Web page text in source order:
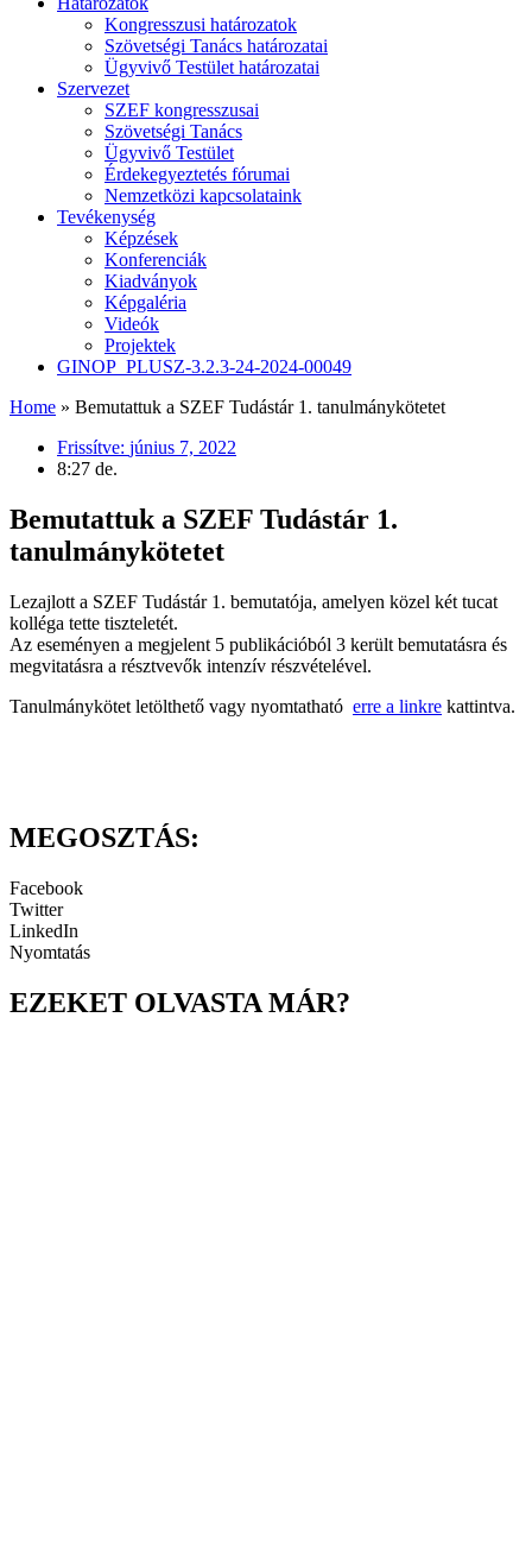
Kongresszusi határozatok
Szövetségi Tanács határozatai
Ügyvivő Testület határozatai
Szervezet
SZEF kongresszusai
Szövetségi Tanács
Ügyvivő Testület
Érdekegyeztetés fórumai
Nemzetközi kapcsolataink
Tevékenység
Képzések
Konferenciák
Kiadványok
Képgaléria
Videók
Projektek
GINOP_PLUSZ-3.2.3-24-2024-00049
Home » Bemutattuk a SZEF Tudástár 1. tanulmánykötetet
Frissítve: június 7, 2022
8:27 de.
Bemutattuk a SZEF Tudástár 1.
tanulmánykötetet
Lezajlott a SZEF Tudástár 1. bemutatója, amelyen közel két tucat
kolléga tette tiszteletét.
Az eseményen a megjelent 5 publikációból 3 került bemutatásra és
megvitatásra a résztvevők intenzív részvételével.
Tanulmánykötet letölthető vagy nyomtatható erre a linkre kattintva.
MEGOSZTÁS:
Facebook
Twitter
LinkedIn
Nyomtatás
EZEKET OLVASTA MÁR?